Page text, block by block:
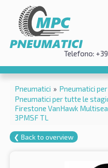
Telefono:
Pneumatici » Pneumatici
Pneumatici per tutte le
Firestone VanHawk
3PMSF TL
❮ Back to overview